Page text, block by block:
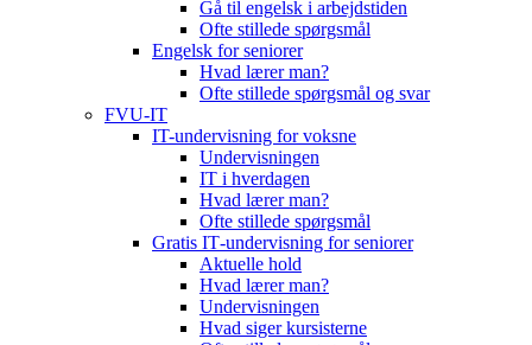
Gå til engelsk i arbejdstiden
Ofte stillede spørgsmål
Engelsk for seniorer
Hvad lærer man?
Ofte stillede spørgsmål og svar
FVU-IT
IT-undervisning for voksne
Undervisningen
IT i hverdagen
Hvad lærer man?
Ofte stillede spørgsmål
Gratis IT‑undervisning for seniorer
Aktuelle hold
Hvad lærer man?
Undervisningen
Hvad siger kursisterne